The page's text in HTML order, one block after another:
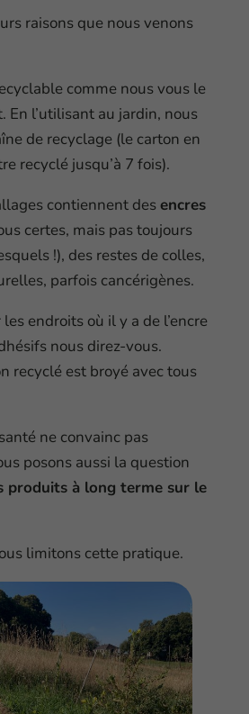
raisons que nous venons
comme nous vous le
En l’utilisant au jardin, nous
de recyclage (le carton en
recyclé jusqu’à 7 fois).
contiennent desencres
certes, mais pas toujours
!), des restes de colles,
parfois cancérigènes.
endroits où il y a de l’encre
nous direz-vous.
recyclé est broyé avec tous
ne convainc pas
posons aussi la question
produits à long terme sur le
limitons cette pratique.